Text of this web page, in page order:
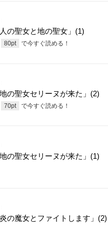
の聖女と地の聖女」(1)
80pt で今すぐ読める！
の聖女セリーヌが来た」(2)
70pt で今すぐ読める！
の聖女セリーヌが来た」(1)
の魔女とファイトします」(2)